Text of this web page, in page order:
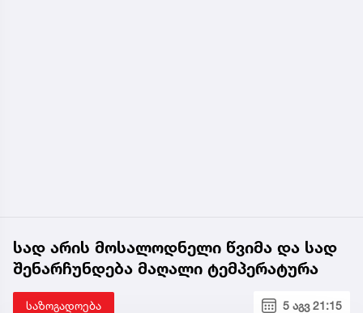
სად არის მოსალოდნელი წვიმა და სად
შენარჩუნდება მაღალი ტემპერატურა
საზოგადოება 5 აგვ 21:15